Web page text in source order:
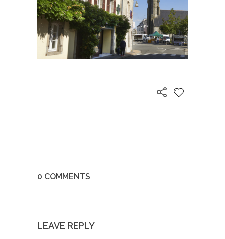
0 COMMENTS
LEAVE REPLY